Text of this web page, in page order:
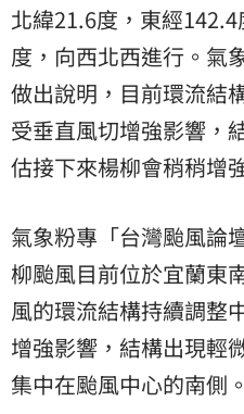
北緯21.6度，東經
度，向西北西進行。氣
做出說明，目前環流結
受垂直風切增強影響，
估接下來楊柳會稍稍增
氣象粉專「台灣颱風論
柳颱風目前位於宜蘭東
風的環流結構持續調整
增強影響，結構出現輕
集中在颱風中心的南側。